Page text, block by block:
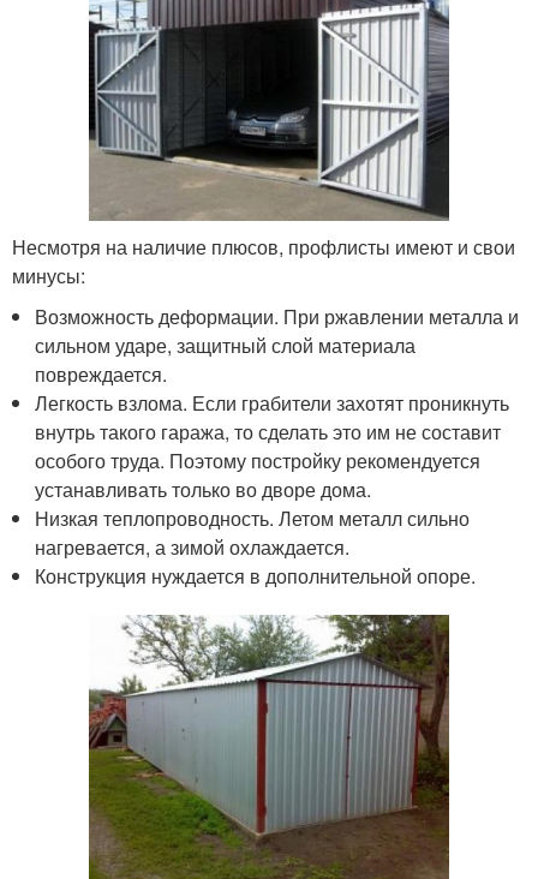
Несмотря на наличие плюсов, профлисты имеют и свои
минусы:
Возможность деформации. При ржавлении металла и
сильном ударе, защитный слой материала
повреждается.
Легкость взлома. Если грабители захотят проникнуть
внутрь такого гаража, то сделать это им не составит
особого труда. Поэтому постройку рекомендуется
устанавливать только во дворе дома.
Низкая теплопроводность. Летом металл сильно
нагревается, а зимой охлаждается.
Конструкция нуждается в дополнительной опоре.